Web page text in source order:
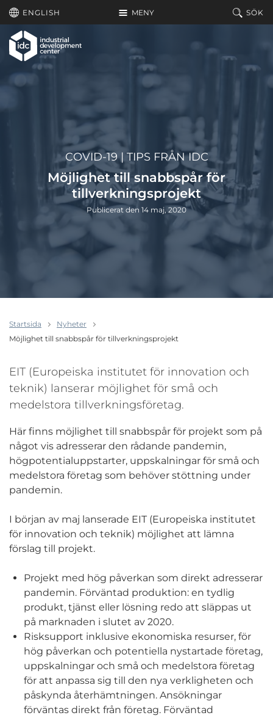
Hoppa till huvudinnehållet
MENY
ENGLISH SÖK
COVID-19| TIPS FRÅN IDC
Möjlighet till snabbspår för
tillverkningsprojekt
Publicerat den 14 maj, 2020
Startsida
Nyheter
Möjlighet till snabbspår för tillverkningsprojekt
EIT (Europeiska institutet för innovation och
teknik) lanserar möjlighet för små och
medelstora tillverkningsföretag.
Här finns möjlighet till snabbspår för projekt som på
något vis adresserar den rådande pandemin,
högpotentialuppstarter, uppskalningar för små och
medelstora företag som behöver stöttning under
pandemin.
I början av maj lanserade EIT (Europeiska institutet
för innovation och teknik) möjlighet att lämna
förslag till projekt.
Projekt med hög påverkan som direkt adresserar
pandemin. Förväntad produktion: en tydlig
produkt, tjänst eller lösning redo att släppas ut
på marknaden i slutet av 2020.
Risksupport inklusive ekonomiska resurser, för
hög påverkan och potentiella nystartade företag,
uppskalningar och små och medelstora företag
för att anpassa sig till den nya verkligheten och
påskynda återhämtningen. Ansökningar
förväntas direkt från företag. Förväntad